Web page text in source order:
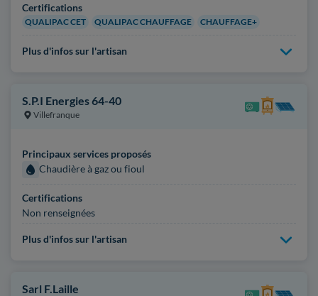
Certifications
QUALIPAC CET QUALIPAC CHAUFFAGE CHAUFFAGE+
Plus d'infos sur l'artisan
S.P.I Energies 64-40
Villefranque
Principaux services proposés
Chaudière à gaz ou fioul
Certifications
Non renseignées
Plus d'infos sur l'artisan
Sarl F.Laille